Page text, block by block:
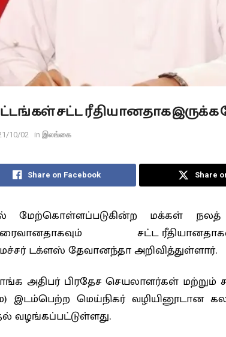
சட்ட ரீதியானதாக
10/02 in இலங்கை
Share on Facebook Share
மேற்கொள்ளப்படுகின்ற மக்கள்
சட்ட
டக்ளஸ் தேவானந்தா அறிவித்துள்ளார்.
அதிபர் பிரதேச செயலாளர்கள் மற்றும்
இடம்பெற்ற மெய்நிகர் வழியினூடான
வழங்கப்பட்டுள்ளது.